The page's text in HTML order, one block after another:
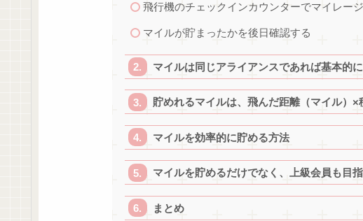
飛行機のチェックインカウンターでマイレー
マイルが貯まったかを後日確認する
マイルは同じアライアンスであれば基本的
貯めれるマイルは、飛んだ距離（マイル）×
マイルを効率的に貯める方法
マイルを貯めるだけでなく、上級会員も目指
まとめ